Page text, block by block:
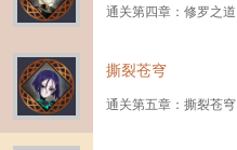
通关第四章：修罗之道
撕裂苍穹
通关第五章：撕裂苍穹